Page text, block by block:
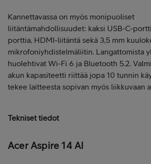
Kannettavassa on myös monipuoliset
liitäntämahdollisuudet: kaksi USB-C-
porttia, HDMI-liitäntä sekä 3,5 mm
mikrofoniyhdistelmäliitin. Langattomista
huolehtivat Wi-Fi 6 ja Bluetooth 5.2.
akun kapasiteetti riittää jopa 10 tunnin
tekee laitteesta sopivan myös liikkuvaan
Tekniset tiedot
Acer Aspire 14 AI